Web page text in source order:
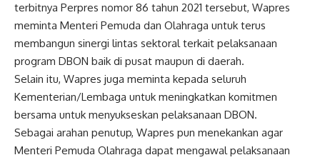
terbitnya Perpres nomor 86 tahun 2021 tersebut, Wapres
meminta Menteri Pemuda dan Olahraga untuk terus
membangun sinergi lintas sektoral terkait pelaksanaan
program DBON baik di pusat maupun di daerah.
Selain itu, Wapres juga meminta kepada seluruh
Kementerian/Lembaga untuk meningkatkan komitmen
bersama untuk menyukseskan pelaksanaan DBON.
Sebagai arahan penutup, Wapres pun menekankan agar
Menteri Pemuda Olahraga dapat mengawal pelaksanaan